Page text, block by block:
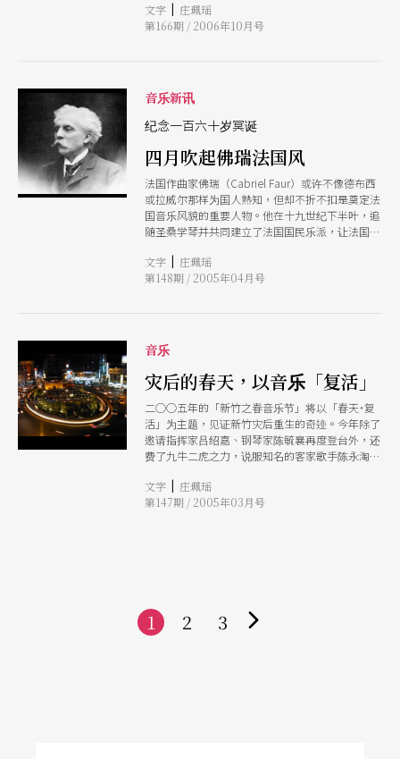
单位，九月台北市送出北市交、北市国、汉唐乐
府、创作社剧团、台北越界舞团与华冈艺校到北京
「北京周」的演出中，北京京剧院一反以往访台演
出所排出的经典戏码，带来的是创新前卫的「小剧
场京剧」：《马前泼水》与《阎惜姣》；前者出自
院》。而北京交响乐团则将在指挥谭利华领军下，
建平所作的《圣火2008》等曲目。（庄珮瑶）
文字 | 庄珮瑶
第166期 / 2006年10月号
音乐新讯
纪念一百六十岁冥诞
四月吹起佛瑞法国风
法国作曲家佛瑞（Cabriel Faur）或许不像德布西
或拉威尔那样为国人熟知，但却不折不扣是奠定法
国音乐风貌的重要人物。他在十九世纪下半叶，追
随圣桑学琴并共同建立了法国国民乐派，让法国古
风格的特色。佛瑞的作品以声乐曲及室内乐闻名，
而他也像贝多芬一样晚年失聪，但仍谱出精采的乐
福斯堡市歌剧院副指挥的林菁，首度返台指挥，特
别演出佛瑞的《安魂曲》。而在台湾努力耕耘的印
象三重奏，则特地邀请了台北爱乐电台主持人、女
高音黄瑞芬（Zoe），一起铺陈一晚专属于佛瑞的
浪漫飨宴，除了演出佛瑞知名的〈梦后〉等六首歌
曲外，还将演出佛瑞最重要的作品第一号钢琴四重
奏，以及佛瑞失聪后的杰作钢琴三重奏。想认识这
位法国代表作曲家的观众，这正是不容错过的好机
文字 | 庄珮瑶
第148期 / 2005年04月号
音乐
灾后的春天，以音乐「复活」
二○○五年的「新竹之春音乐节」将以「春天˙复
活」为主题，见证新竹灾后重生的奇迹。今年除了
邀请指挥家吕绍嘉、钢琴家陈毓襄再度登台外，还
费了九牛二虎之力，说服知名的客家歌手陈永淘
婆》，希望唤起大家的对土地环境的重视。
文字 | 庄珮瑶
第147期 / 2005年03月号
1 2 3